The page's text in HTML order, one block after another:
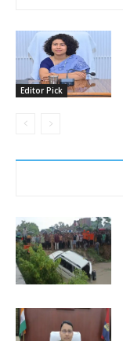
Editor Pick